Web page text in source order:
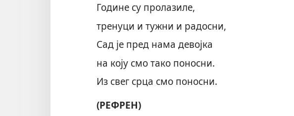
Године су пролазиле,
тренуци и тужни и радосни,
Сад је пред нама девојка
на коју смо тако поносни.
Из свег срца смо поносни.
(РЕФРЕН)